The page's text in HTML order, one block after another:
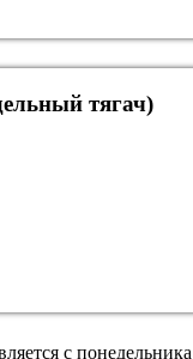
тягач)
c